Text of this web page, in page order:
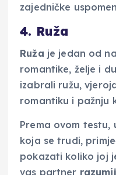
zajedničke
4. Ruža
Ruža je jedan od
romantike, želje i
izabrali ružu,
romantiku i pažnju
Prema ovom
koja se trudi,
pokazati koliko joj
vas partner